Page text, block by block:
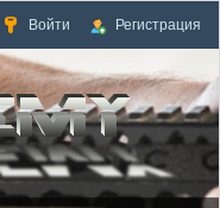
Войти Регистрация